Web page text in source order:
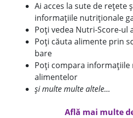
Ai acces la sute de rețete
informațiile nutriționale
Poți vedea Nutri-Score-ul
Poți căuta alimente prin
bare
Poți compara
alimentelor
și multe multe altele...
Află mai multe